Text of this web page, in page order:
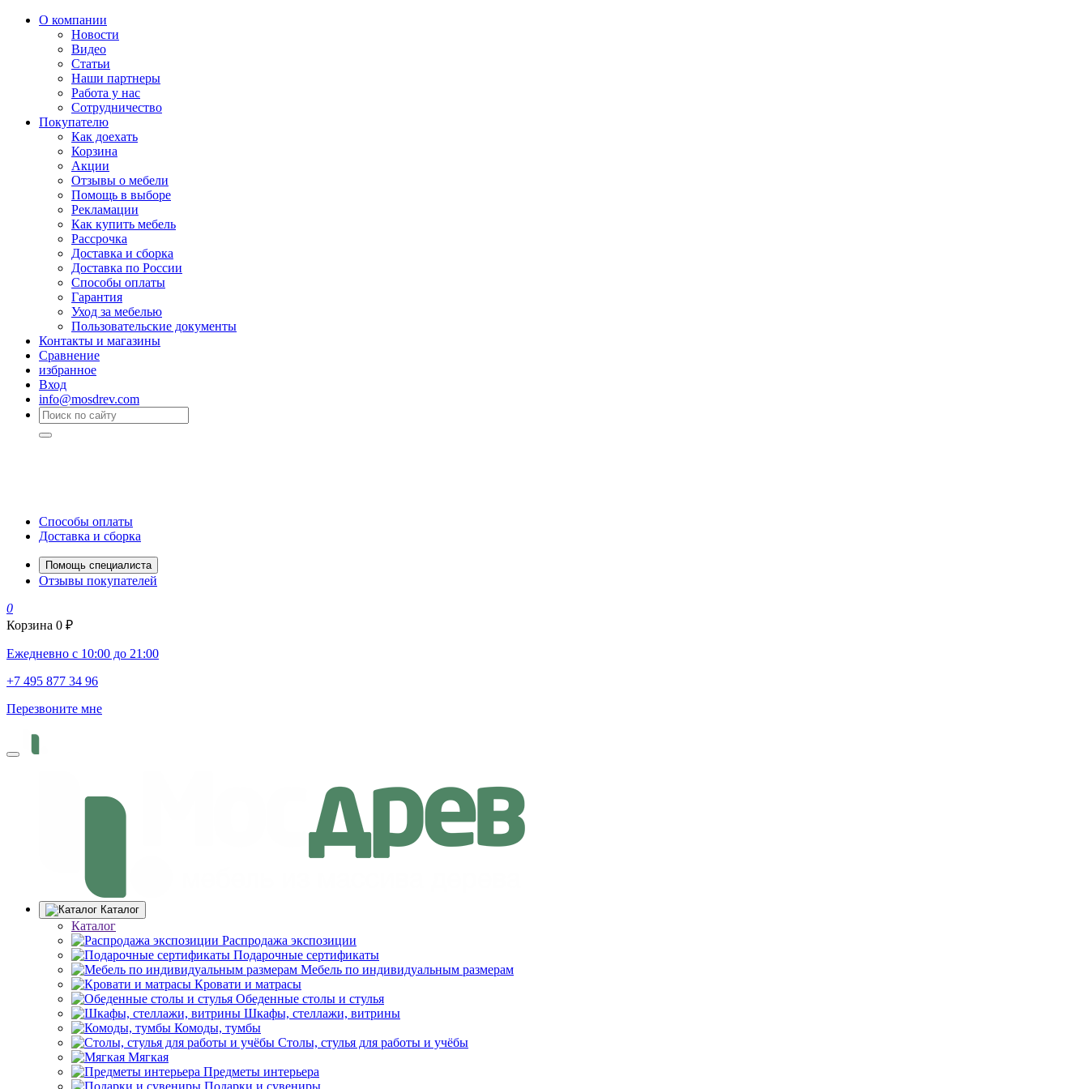
О компании
Новости
Видео
Статьи
Наши партнеры
Работа у нас
Сотрудничество
Покупателю
Как доехать
Корзина
Акции
Отзывы о мебели
Помощь в выборе
Рекламации
Как купить мебель
Рассрочка
Доставка и сборка
Доставка по России
Способы оплаты
Гарантия
Уход за мебелью
Пользовательские документы
Контакты и магазины
Сравнение
избранное
Вход
info@mosdrev.com
Способы оплаты
Доставка и сборка
Помощь специалиста
Отзывы покупателей
0
Корзина 0 ₽
Ежедневно с 10:00 до 21:00
+7 495 877 34 96
Перезвоните мне
Каталог
Каталог
Распродажа экспозиции
Подарочные сертификаты
Мебель по индивидуальным размерам
Кровати и матрасы
Обеденные столы и стулья
Шкафы, стеллажи, витрины
Комоды, тумбы
Столы, стулья для работы и учёбы
Мягкая
Предметы интерьера
Подарки и сувениры